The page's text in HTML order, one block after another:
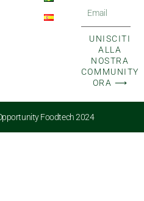
UNISCITI
ALLA
NOSTRA
COMMUNITY
ORA ⟶
Foodtech 2024